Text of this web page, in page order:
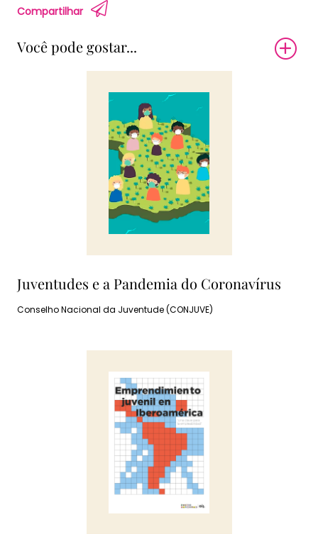
Compartilhar
Você pode gostar...
Juventudes e a Pandemia do Coronavírus
Conselho Nacional da Juventude (CONJUVE)